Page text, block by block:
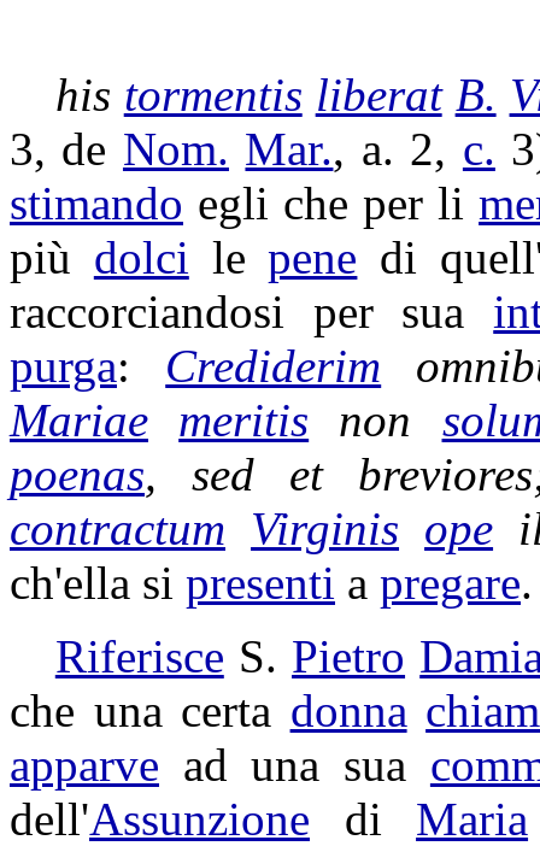
his tormentis liberat B.
3, de Nom. Mar., a. 2, c.
stimando egli che per li
più dolci lepene di
raccorciandosi per sua
purga: Crediderim
Mariae
meritis non
poenas, sed et breviores
contractum Virginis ope
ch'ella si presenti a pregare.
Riferisce S. Pietro
che una certa donna
apparve ad una sua
dell'Assunzione di Maria